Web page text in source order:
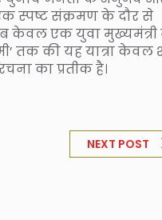
स्पष्ट संक्रमण के दौर से
केवल एक युवा मुख्यमंत्री
तक की यह यात्रा केवल
का प्रतीक है।
NEXT POST